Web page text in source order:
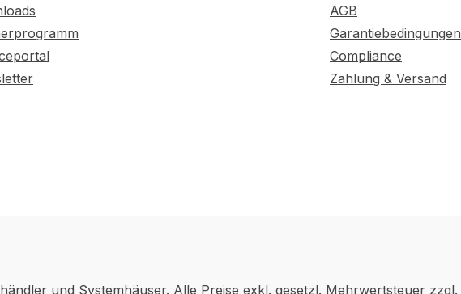
AGB
Garantiebedingungen
Compliance
Zahlung & Versand
und Systemhäuser. Alle Preise exkl. gesetzl. Mehrwertsteuer zzgl.